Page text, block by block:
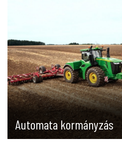
Automata kormányzás